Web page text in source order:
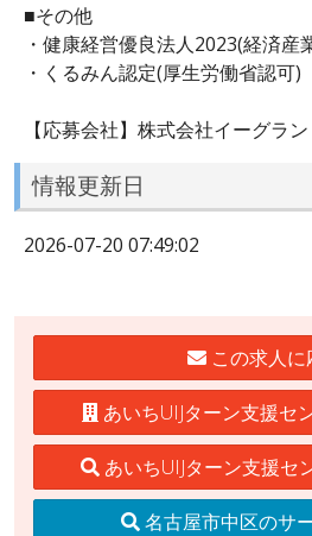
■その他
・健康経営優良法人2023(経済産
・くるみん認定(厚生労働省認可)
【応募会社】株式会社イーグラン
情報更新日
2026-07-20 07:49:02
この求人に
あいちUIJターン支援セ
あいちUIJターン支援セ
名古屋市中区のサ